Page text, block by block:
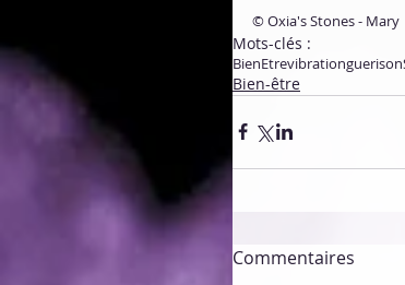
© Oxia's Stones - Mary
Mots-clés :
BienEtrevibrationguerison
Bien-être
Commentaires